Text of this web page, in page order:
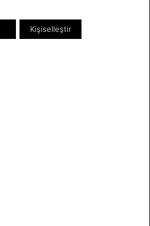
Takı & Aksesuar
Kampanyalar
Kişiselleştir